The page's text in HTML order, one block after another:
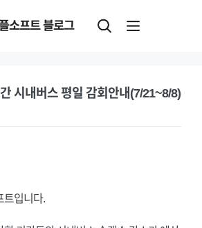
소프트 블로그
시내버스 평일 감회안내(7/21~8/8)
트입니다.